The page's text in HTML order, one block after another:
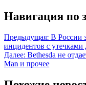
Навигация по
Предыдущая: В России
инцидентов с утечками
Далее: Bethesda не
Man и прочее